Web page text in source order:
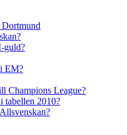
guld?
EM?
Champions League?
tabellen 2010?